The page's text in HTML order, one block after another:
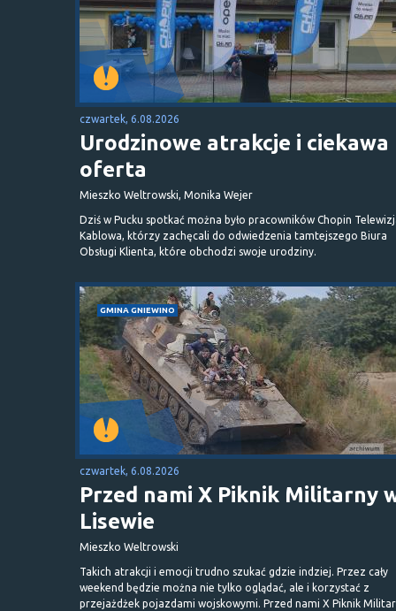
czwartek, 6.08.2026
Urodzinowe atrakcje i ciekawa
oferta
Mieszko Weltrowski, Monika Wejer
Dziś w Pucku spotkać można było pracowników Chopin
Kablowa, którzy zachęcali do odwiedzenia tamtejszego Biura
Obsługi Klienta, które obchodzi swoje urodziny.
GMINA GNIEWINO
czwartek, 6.08.2026
Przed nami X Piknik Militarny
Lisewie
Mieszko Weltrowski
Takich atrakcji i emocji trudno szukać gdzie indziej. Przez cały
weekend będzie można nie tylko oglądać, ale i korzystać z
przejażdżek pojazdami wojskowymi. Przed nami X Piknik